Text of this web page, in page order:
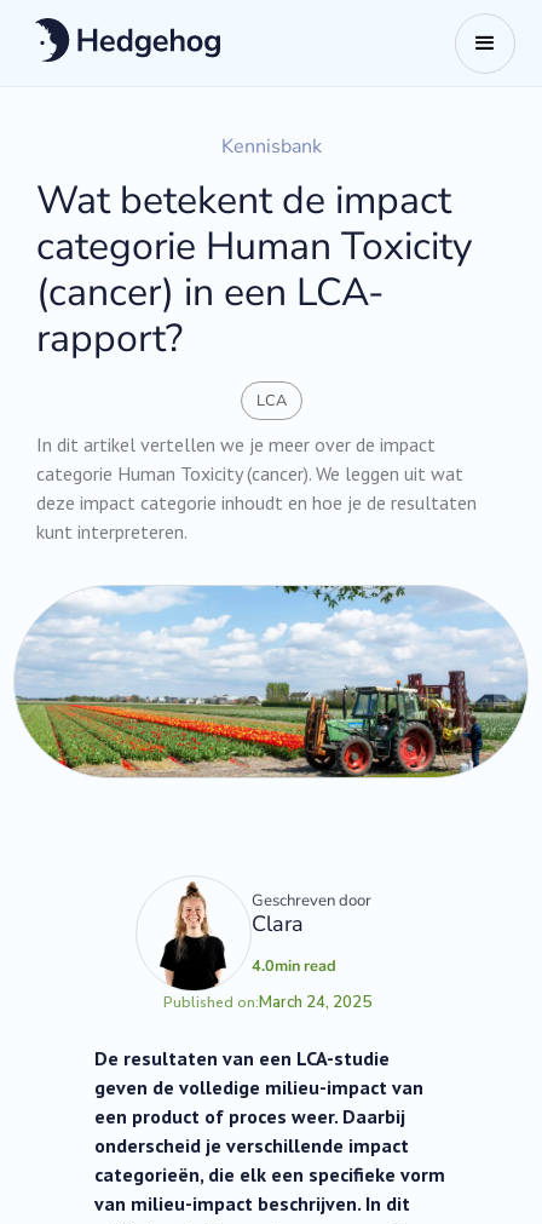
Kennisbank
Wat betekent de impact
categorie Human Toxicity
(cancer) in een LCA-
rapport?
LCA
In dit artikel vertellen we je meer over de impact
categorie Human Toxicity (cancer). We leggen uit wat
deze impact categorie inhoudt en hoe je de resultaten
kunt interpreteren.
Geschreven door
Clara
4.0min read
Published on:March 24, 2025
De resultaten van een LCA-studie
geven de volledige milieu-impact van
een product of proces weer. Daarbij
onderscheid je verschillende impact
categorieën, die elk een specifieke vorm
van milieu-impact beschrijven. In dit